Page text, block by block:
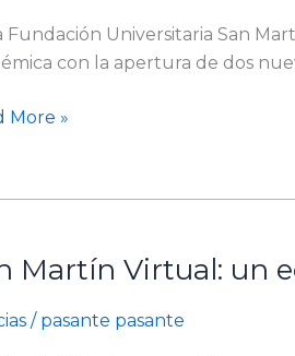
Fundación Universitaria San
con la apertura de dos
More »
Martín Virtual: un
/ pasante pasante